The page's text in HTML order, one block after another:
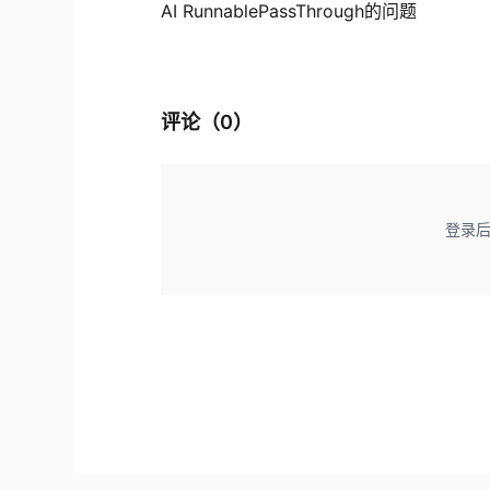
AI RunnablePassThrough的问题
评论（0）
登录